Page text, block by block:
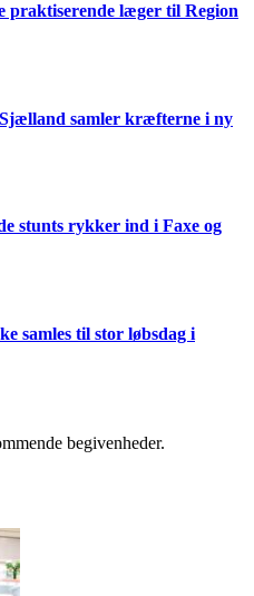
praktiserende læger til Region
samler kræfterne i ny
stunts rykker ind i Faxe og
samles til stor løbsdag i
begivenheder.